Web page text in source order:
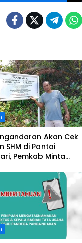
Akan Cek
SHM di Pantai
Pemkab Minta